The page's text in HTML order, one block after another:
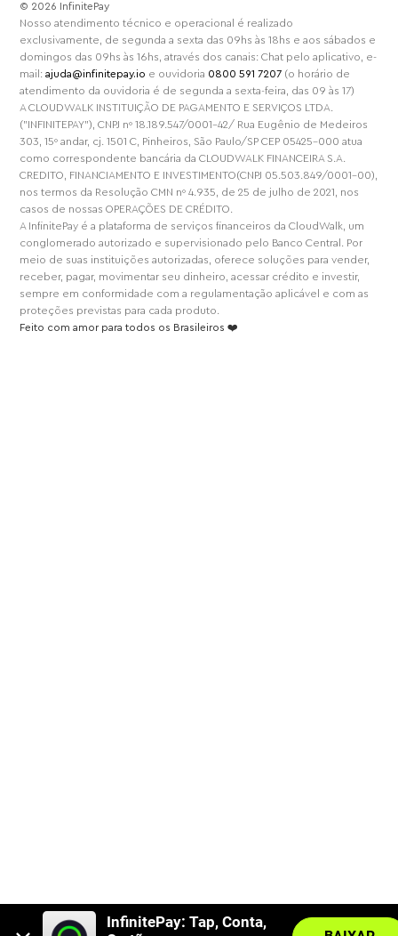
⁠© 2026 InfinitePay
Nosso atendimento técnico e operacional é realizado
exclusivamente, de segunda a sexta das 09hs às 18hs e aos sábados e
domingos das 09hs às 16hs, através dos canais: Chat pelo aplicativo, e-
mail:ajuda@infinitepay.io e ouvidoria 0800 591 7207 (o horário de
atendimento da ouvidoria é de segunda a sexta-feira, das 09 às 17)
A CLOUDWALK INSTITUIÇÃO DE PAGAMENTO E SERVIÇOS LTDA.
("INFINITEPAY"), CNPJ nº 18.189.547/0001-42/ Rua Eugênio de Medeiros
303, 15º andar, cj. 1501 C, Pinheiros, São Paulo/SP CEP 05425-000 atua
como correspondente bancária da CLOUDWALK FINANCEIRA S.A.
CREDITO, FINANCIAMENTO E INVESTIMENTO(CNPJ 05.503.849/0001-00),
nos termos da Resolução CMN nº 4.935, de 25 de julho de 2021, nos
casos de nossas OPERAÇÕES DE CRÉDITO.
A InfinitePay é a plataforma de serviços financeiros da CloudWalk, um
conglomerado autorizado e supervisionado pelo Banco Central. Por
meio de suas instituições autorizadas, oferece soluções para vender,
receber, pagar, movimentar seu dinheiro, acessar crédito e investir,
sempre em conformidade com a regulamentação aplicável e com as
proteções previstas para cada produto.
Feito com amor para todos os Brasileiros ❤️
InfinitePay: Tap, Conta,